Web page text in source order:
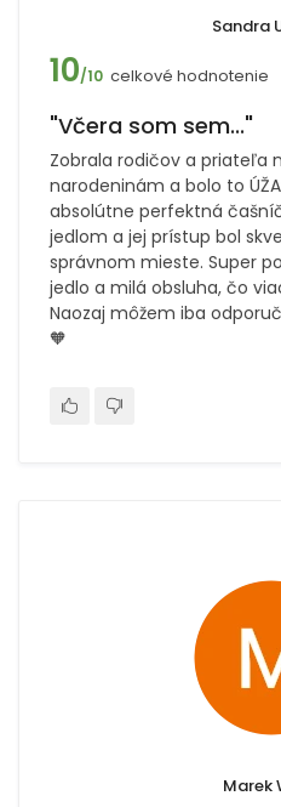
Sandra
10/10 celkové hodnotenie
"Včera som sem..."
Zobrala rodičov a priateľa
narodeninám a bolo to
absolútne perfektná
jedlom a jej prístup bol
správnom mieste. Super
jedlo a milá obsluha, čo
Naozaj môžem iba
🧡
Marek